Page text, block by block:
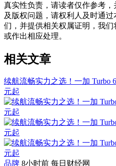
真实性负责，请读者仅作参考
及版权问题，请权利人及时通
们，并提供相关权属证明，我
或作出相应处理。
相关文章
续航流畅实力之选！一加 Turbo
元起
品牌 8小时前 每日财经网